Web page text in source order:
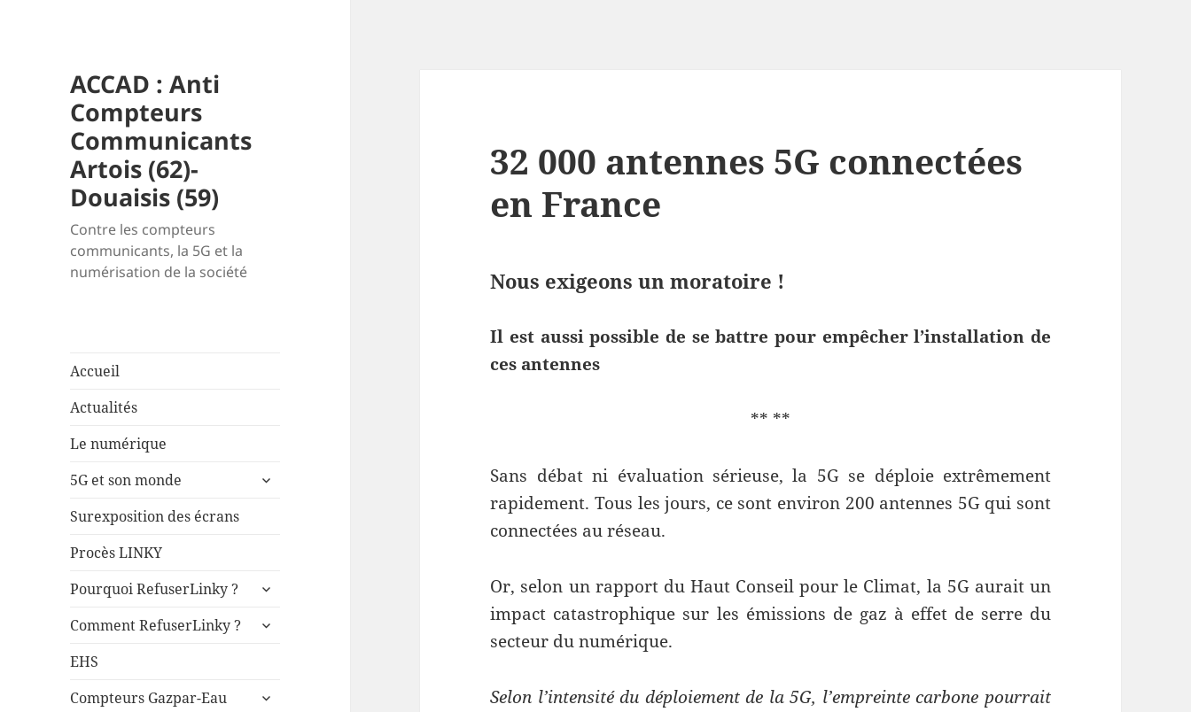
ACCAD : Anti
Compteurs
Communicants
Artois (62)-
Douaisis (59)
Contre les compteurs
communicants, la 5G et la
numérisation de la société
Accueil
Actualités
Le numérique
5G et son monde
ouvrir
Surexposition des écrans
Procès LINKY
Pourquoi RefuserLinky ?
ouvrir
sous-
Comment RefuserLinky ?
ouvrir
EHS
Compteurs Gazpar-Eau
ouvrir
32 000 antennes 5G connectées
en France
Nous exigeons un moratoire !
Il est aussi possible de se battre pour empêcher l’installation de
ces antennes
** **
Sans débat ni évaluation sérieuse, la 5G se déploie extrêmement
rapidement. Tous les jours, ce sont environ 200 antennes 5G qui sont
connectées au réseau.
Or, selon un rapport du Haut Conseil pour le Climat, la 5G aurait un
impact catastrophique sur les émissions de gaz à effet de serre du
secteur du numérique.
Selon l’intensité du déploiement de la 5G, l’empreinte carbone pourrait